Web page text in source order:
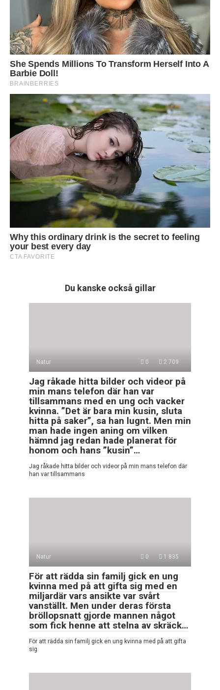
Du kanske också gillar
Natur 0 2 709
Jag råkade hitta bilder och videor på
min mans telefon där han var
tillsammans med en ung och vacker
kvinna. ”Det är bara min kusin, sluta
hitta på saker”, sa han lugnt. Men min
man hade ingen aning om vilken
hämnd jag redan hade planerat för
honom och hans ”kusin”…
Jag råkade hitta bilder och videor på min mans telefon där
han var tillsammans
Natur 0 1 835
För att rädda sin familj gick en ung
kvinna med på att gifta sig med en
miljardär vars ansikte var svårt
vanställt. Men under deras första
bröllopsnatt gjorde mannen något
som fick henne att stelna av skräck…
För att rädda sin familj gick en ung kvinna med på att gifta
sig